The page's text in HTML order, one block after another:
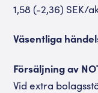
1,58 (-2,36) SEK/
Väsentliga
Försäljning av
Vid extra